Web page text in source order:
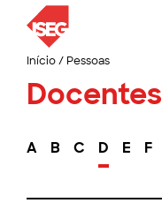
Início/ Pessoas
Docentes
A B C D E F